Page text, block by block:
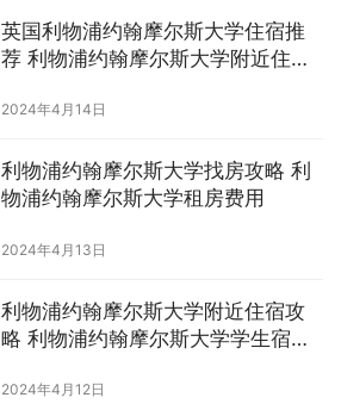
英国利物浦约翰摩尔斯大学住宿推
荐 利物浦约翰摩尔斯大学附近住宿
2024年4月14日
利物浦约翰摩尔斯大学找房攻略 利
物浦约翰摩尔斯大学租房费用
2024年4月13日
利物浦约翰摩尔斯大学附近住宿攻
略 利物浦约翰摩尔斯大学学生宿舍
2024年4月12日